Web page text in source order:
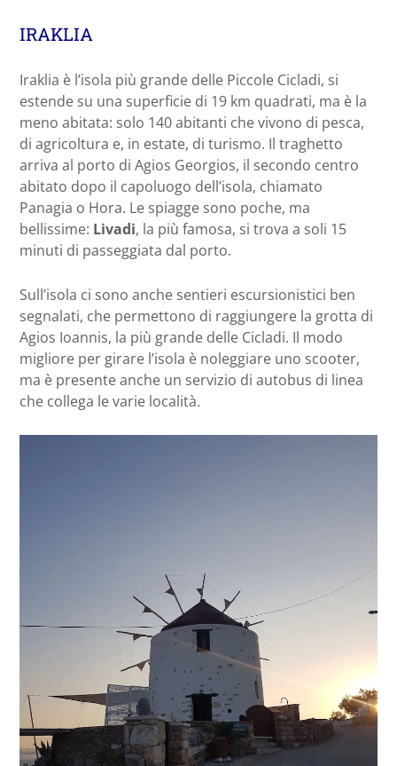
IRAKLIA
Iraklia è l’isola più grande delle Piccole Cicladi, si
estende su una superficie di 19 km quadrati, ma è la
meno abitata: solo 140 abitanti che vivono di pesca,
di agricoltura e, in estate, di turismo. Il traghetto
arriva al porto di Agios Georgios, il secondo centro
abitato dopo il capoluogo dell’isola, chiamato
Panagia o Hora. Le spiagge sono poche, ma
bellissime: Livadi, la più famosa, si trova a soli 15
minuti di passeggiata dal porto.
Sull’isola ci sono anche sentieri escursionistici ben
segnalati, che permettono di raggiungere la grotta di
Agios Ioannis, la più grande delle Cicladi. Il modo
migliore per girare l’isola è noleggiare uno scooter,
ma è presente anche un servizio di autobus di linea
che collega le varie località.